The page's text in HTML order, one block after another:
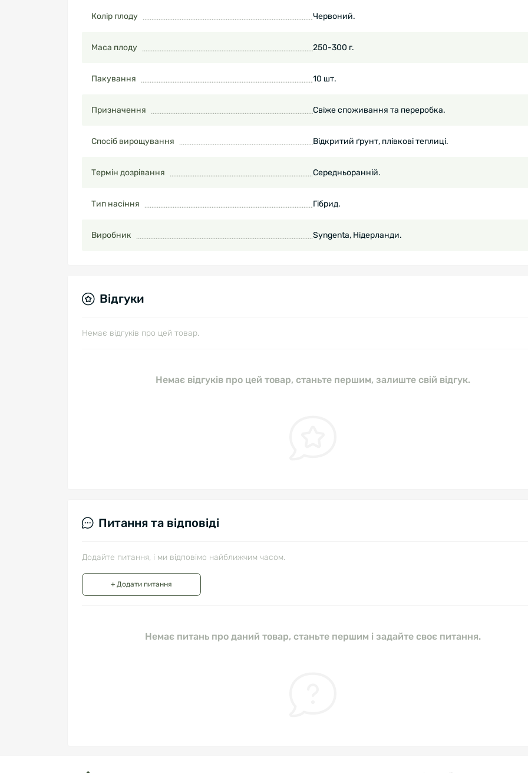
Колір плоду Червоний.
Маса плоду 250-300 г.
Пакування 10 шт.
Призначення Свіже споживання та переробка.
Спосіб вирощування Відкритий ґрунт, плівкові теплиці.
Термін дозрівання Середньоранній.
Тип насіння Гібрид.
Виробник Syngenta, Нідерланди.
Відгуки
Немає відгуків про цей товар.
Немає відгуків про цей товар, станьте першим, залиште свій відгук.
Питання та відповіді
Додайте питання, і ми відповімо найближчим часом.
+ Додати питання
Немає питань про даний товар, станьте першим і задайте своє питання.